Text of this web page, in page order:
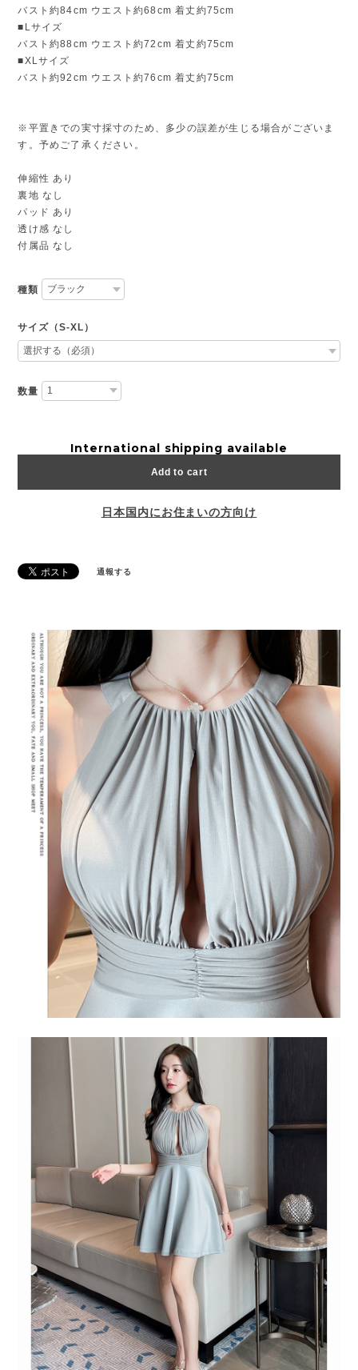
バスト約84cm ウエスト約68cm 着丈約75cm
■Lサイズ
バスト約88cm ウエスト約72cm 着丈約75cm
■XLサイズ
バスト約92cm ウエスト約76cm 着丈約75cm
※平置きでの実寸採寸のため、多少の誤差が生じる場合がございま
す。予めご了承ください。
伸縮性 あり
裏地 なし
パッド あり
透け感 なし
付属品 なし
種類
サイズ（S-XL）
数量
International shipping available
Add to cart
日本国内にお住まいの方向け
通報する